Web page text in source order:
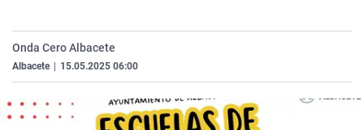
Onda Cero Albacete
Albacete 15.05.2025 06:00